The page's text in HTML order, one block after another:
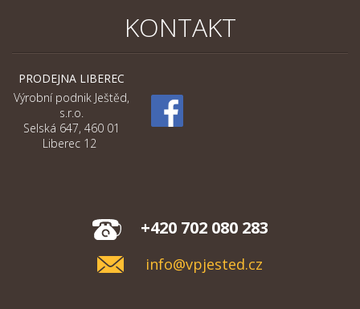
KONTAKT
PRODEJNA LIBEREC
Výrobní podnik Ještěd,
s.r.o.
Selská 647, 460 01
Liberec 12
+420 702 080 283
info@vpjested.cz